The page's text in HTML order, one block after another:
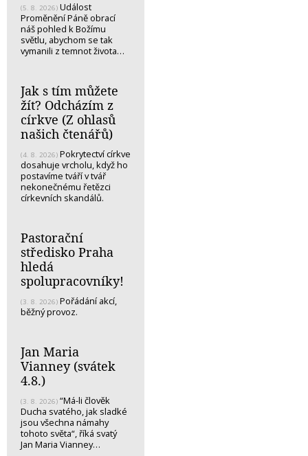
(5. 8. 2026) Událost
Proměnění Páně obrací
náš pohled k Božímu
světlu, abychom se tak
vymanili z temnot života…
Jak s tím můžete
žít? Odcházím z
církve (Z ohlasů
našich čtenářů)
(4. 8. 2026) Pokrytectví církve
dosahuje vrcholu, když ho
postavíme tváří v tvář
nekonečnému řetězci
církevních skandálů.
Pastorační
středisko Praha
hledá
spolupracovníky!
(3. 8. 2026) Pořádání akcí,
běžný provoz.
Jan Maria
Vianney (svátek
4.8.)
(3. 8. 2026) “Má-li člověk
Ducha svatého, jak sladké
jsou všechna námahy
tohoto světa“, říká svatý
Jan Maria Vianney…